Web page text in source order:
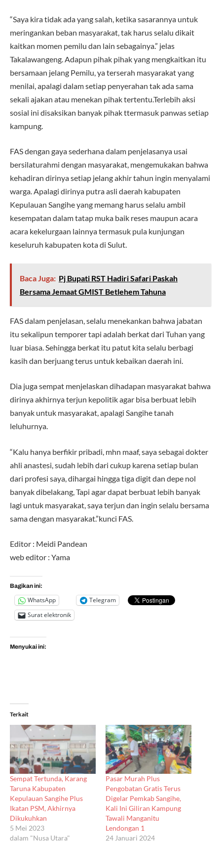
“Saya kira tidak ada yang salah, ketika sasarannya untuk
meringankan beban masyarakat, tak harus selalu dikait
kaitkan momen pemilu dan lain sebagainya.” jelas
Takalawangeng. Adapun pihak pihak yang mengkaitkan itu
bersamaan jelang Pemilu, ya terserah masyarakat yang
menilai, apalagi dalam setiap penyerahan tak ada sama
sekali ajakan atau menekan pihak tertentu.Terlebih aksi
sosial ini disaksikan banyak pihak ttermasuk panwas setiap
kampung.
FAS dengan gaya sederhana dalam penjelasanya usai
bersilaturahmi dengan masyarakat, mengemukakan bahwa
kehadiran dirinya setiap jelang akhir tahun ingin menyalami
warga. Apalagi dirinya putra asli daerah kabupaten
Kepulauan Sangihe yang memang harus selalu ambil
kesempatan dalam tatap muka baik reses maupun acara
acara kekelurgaan lainnya termasuk pula kunjungan
keseluruh kabupaten kota di Sulut.
Baca Juga: Pj Bupati RST Hadiri Safari Paskah
Bersama Jemaat GMIST Betlehem Tahuna
FAS dalam penjelasan, selalu menekankan bahwa jabatan
itu sekalipun temporer tapi adalah berkat dari Tuhan yang
luar biasa. Sehingga berkat itu patut kita selalu berbagi
kasih dan berjuang terus untuk kebaikan daerah ini.
Dia juga sempat menjelaskan dihadapan masyarakat bahwa
dirinya akhirnya terjun kepolitik agar bisa berbuat lebih
banyak untuk masyarakat, apalagi Sangihe tanah
leluhurnya.
“Kalu hanya berfikir pribadi, mhn maaf, saya sebagai dokter
ahli anastesi, sudah lebih dari cukup karena setiap bulan
dari profesi saya, dihargai hingga tiga digit dan depe nol
banyak dibelakang, Tapi agar dapat berbuat lebih banyak
lagi untuk masyarakat, saya terjun dan ingin selalu bersama
sama dengan masyarakat.”kunci FAS.
Editor : Meidi Pandean
web editor : Yama
Bagikan ini:
WhatsApp
Telegram
Surat elektronik
Menyukai ini:
Terkait
Sempat Tertunda, Karang
Taruna Kabupaten
Kepulauan Sangihe Plus
Ikatan PSM, Akhirnya
Dikukuhkan
5 Mei 2023
dalam "Nusa Utara"
Pasar Murah Plus
Pengobatan Gratis Terus
Digelar Pemkab Sangihe,
Kali Ini Giliran Kampung
Tawali Manganitu
Lendongan 1
24 Januari 2024